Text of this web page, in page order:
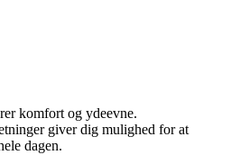
komfort og ydeevne.
giver dig mulighed for at
dagen.